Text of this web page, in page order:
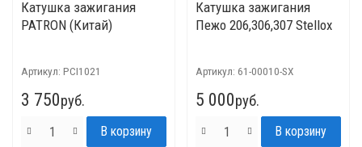
Катушка зажигания
PATRON (Китай)
Артикул: PCI1021
3 750руб.
Катушка зажигания
Пежо 206,306,307 Stellox
Артикул: 61-00010-SX
5 000руб.